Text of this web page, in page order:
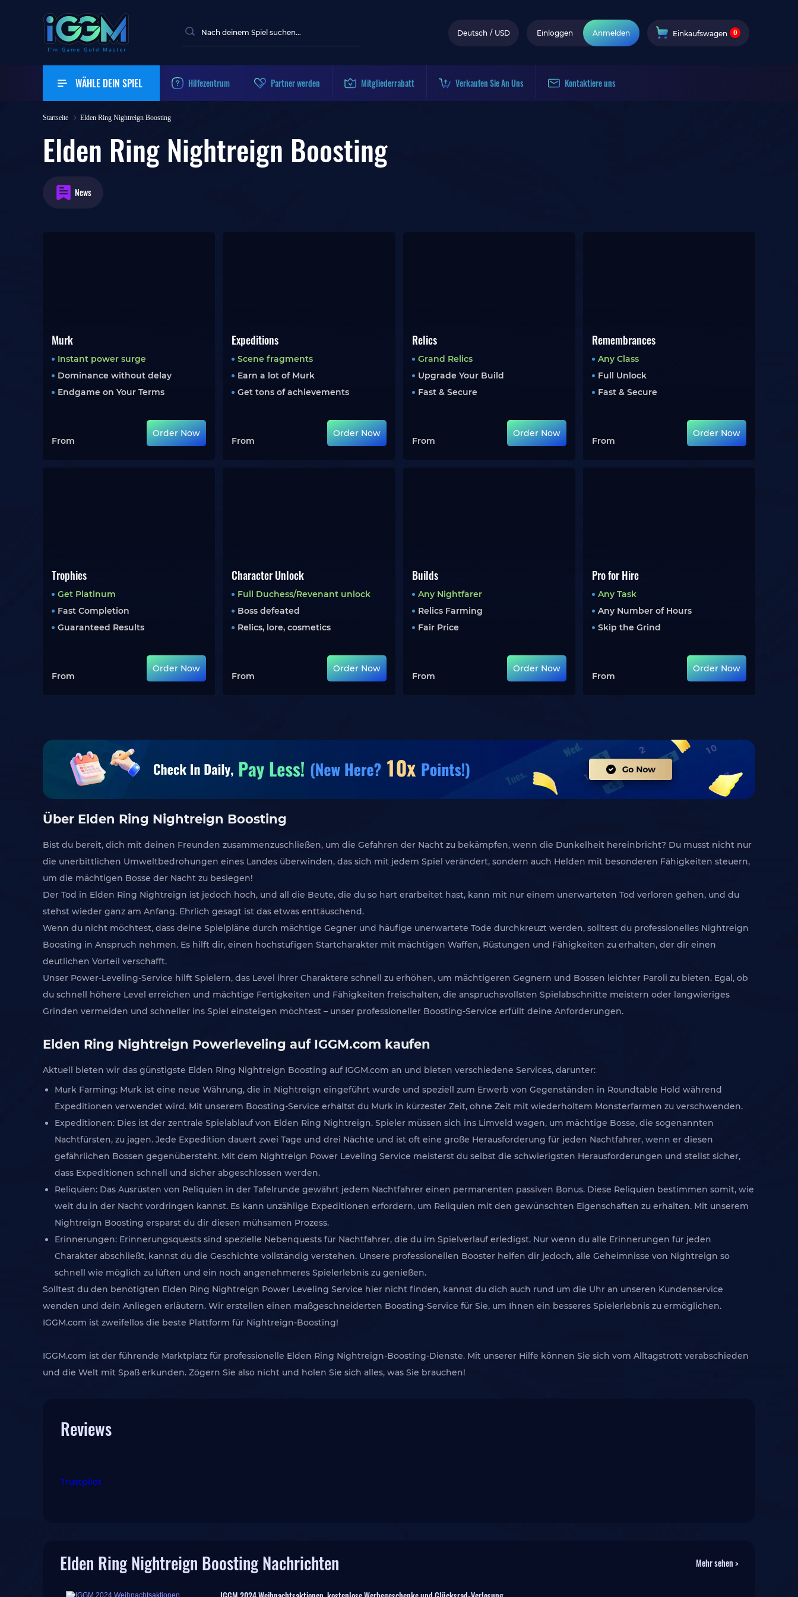
Deutsch / USD Einloggen Anmelden Einkaufswagen 0
WÄHLE DEIN SPIEL Hilfezentrum Partner werden Mitgliederrabatt Verkaufen Sie An Uns Kontaktiere uns
Startseite Elden Ring Nightreign Boosting
Elden Ring Nightreign Boosting
News
Murk
Instant power surge
Dominance without delay
Endgame on Your Terms
From
Order Now
Expeditions
Scene fragments
Earn a lot of Murk
Get tons of achievements
From
Order Now
Relics
Grand Relics
Upgrade Your Build
Fast & Secure
From
Order Now
Remembrances
Any Class
Full Unlock
Fast & Secure
From
Order Now
Trophies
Get Platinum
Fast Completion
Guaranteed Results
From
Order Now
Character Unlock
Full Duchess/Revenant unlock
Boss defeated
Relics, lore, cosmetics
From
Order Now
Builds
Any Nightfarer
Relics Farming
Fair Price
From
Order Now
Pro for Hire
Any Task
Any Number of Hours
Skip the Grind
From
Order Now
Über Elden Ring Nightreign Boosting
Bist du bereit, dich mit deinen Freunden zusammenzuschließen, um die Gefahren der Nacht zu bekämpfen, wenn die Dunkelheit hereinbricht? Du musst nicht nur
die unerbittlichen Umweltbedrohungen eines Landes überwinden, das sich mit jedem Spiel verändert, sondern auch Helden mit besonderen Fähigkeiten steuern,
um die mächtigen Bosse der Nacht zu besiegen!
Der Tod in Elden Ring Nightreign ist jedoch hoch, und all die Beute, die du so hart erarbeitet hast, kann mit nur einem unerwarteten Tod verloren gehen, und du
stehst wieder ganz am Anfang. Ehrlich gesagt ist das etwas enttäuschend.
Wenn du nicht möchtest, dass deine Spielpläne durch mächtige Gegner und häufige unerwartete Tode durchkreuzt werden, solltest du professionelles Nightreign
Boosting in Anspruch nehmen. Es hilft dir, einen hochstufigen Startcharakter mit mächtigen Waffen, Rüstungen und Fähigkeiten zu erhalten, der dir einen
deutlichen Vorteil verschafft.
Unser Power-Leveling-Service hilft Spielern, das Level ihrer Charaktere schnell zu erhöhen, um mächtigeren Gegnern und Bossen leichter Paroli zu bieten. Egal, ob
du schnell höhere Level erreichen und mächtige Fertigkeiten und Fähigkeiten freischalten, die anspruchsvollsten Spielabschnitte meistern oder langwieriges
Grinden vermeiden und schneller ins Spiel einsteigen möchtest – unser professioneller Boosting-Service erfüllt deine Anforderungen.
Elden Ring Nightreign Powerleveling auf IGGM.com kaufen
Aktuell bieten wir das günstigste Elden Ring Nightreign Boosting auf IGGM.com an und bieten verschiedene Services, darunter:
Murk Farming: Murk ist eine neue Währung, die in Nightreign eingeführt wurde und speziell zum Erwerb von Gegenständen in Roundtable Hold während
Expeditionen verwendet wird. Mit unserem Boosting-Service erhältst du Murk in kürzester Zeit, ohne Zeit mit wiederholtem Monsterfarmen zu verschwenden.
Expeditionen: Dies ist der zentrale Spielablauf von Elden Ring Nightreign. Spieler müssen sich ins Limveld wagen, um mächtige Bosse, die sogenannten
Nachtfürsten, zu jagen. Jede Expedition dauert zwei Tage und drei Nächte und ist oft eine große Herausforderung für jeden Nachtfahrer, wenn er diesen
gefährlichen Bossen gegenübersteht. Mit dem Nightreign Power Leveling Service meisterst du selbst die schwierigsten Herausforderungen und stellst sicher,
dass Expeditionen schnell und sicher abgeschlossen werden.
Reliquien: Das Ausrüsten von Reliquien in der Tafelrunde gewährt jedem Nachtfahrer einen permanenten passiven Bonus. Diese Reliquien bestimmen somit, wie
weit du in der Nacht vordringen kannst. Es kann unzählige Expeditionen erfordern, um Reliquien mit den gewünschten Eigenschaften zu erhalten. Mit unserem
Nightreign Boosting ersparst du dir diesen mühsamen Prozess.
Erinnerungen: Erinnerungsquests sind spezielle Nebenquests für Nachtfahrer, die du im Spielverlauf erledigst. Nur wenn du alle Erinnerungen für jeden
Charakter abschließt, kannst du die Geschichte vollständig verstehen. Unsere professionellen Booster helfen dir jedoch, alle Geheimnisse von Nightreign so
schnell wie möglich zu lüften und ein noch angenehmeres Spielerlebnis zu genießen.
Solltest du den benötigten Elden Ring Nightreign Power Leveling Service hier nicht finden, kannst du dich auch rund um die Uhr an unseren Kundenservice
wenden und dein Anliegen erläutern. Wir erstellen einen maßgeschneiderten Boosting-Service für Sie, um Ihnen ein besseres Spielerlebnis zu ermöglichen.
IGGM.com ist zweifellos die beste Plattform für Nightreign-Boosting!
IGGM.com ist der führende Marktplatz für professionelle Elden Ring Nightreign-Boosting-Dienste. Mit unserer Hilfe können Sie sich vom Alltagstrott verabschieden
und die Welt mit Spaß erkunden. Zögern Sie also nicht und holen Sie sich alles, was Sie brauchen!
Reviews
Trustpilot
Elden Ring Nightreign Boosting Nachrichten Mehr sehen >